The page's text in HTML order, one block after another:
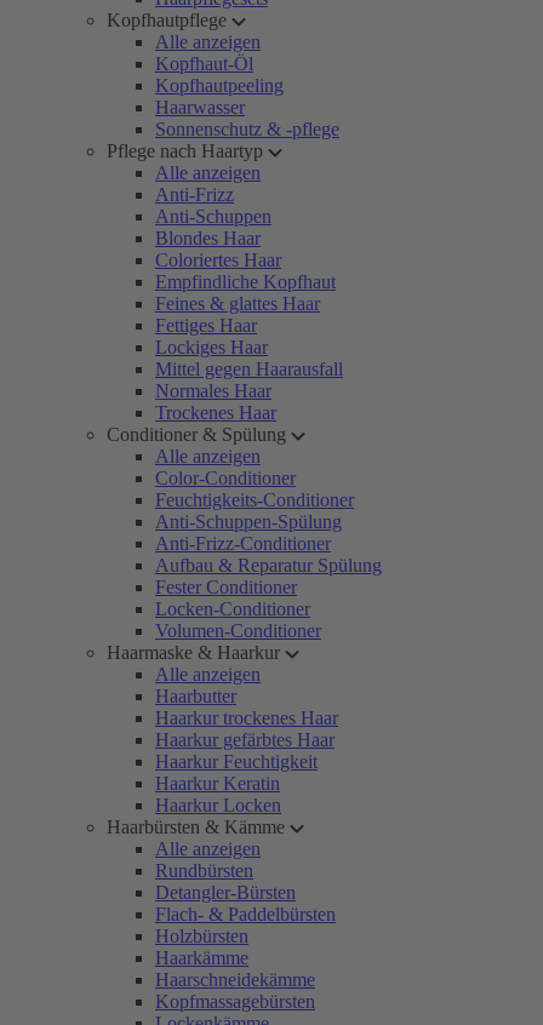
Kopfhautpflege
Alle anzeigen
Kopfhaut-Öl
Kopfhautpeeling
Haarwasser
Sonnenschutz & -pflege
Pflege nach Haartyp
Alle anzeigen
Anti-Frizz
Anti-Schuppen
Blondes Haar
Coloriertes Haar
Empfindliche Kopfhaut
Feines & glattes Haar
Fettiges Haar
Lockiges Haar
Mittel gegen Haarausfall
Normales Haar
Trockenes Haar
Conditioner & Spülung
Alle anzeigen
Color-Conditioner
Feuchtigkeits-Conditioner
Anti-Schuppen-Spülung
Anti-Frizz-Conditioner
Aufbau & Reparatur Spülung
Fester Conditioner
Locken-Conditioner
Volumen-Conditioner
Haarmaske & Haarkur
Alle anzeigen
Haarbutter
Haarkur trockenes Haar
Haarkur gefärbtes Haar
Haarkur Feuchtigkeit
Haarkur Keratin
Haarkur Locken
Haarbürsten & Kämme
Alle anzeigen
Rundbürsten
Detangler-Bürsten
Flach- & Paddelbürsten
Holzbürsten
Haarkämme
Haarschneidekämme
Kopfmassagebürsten